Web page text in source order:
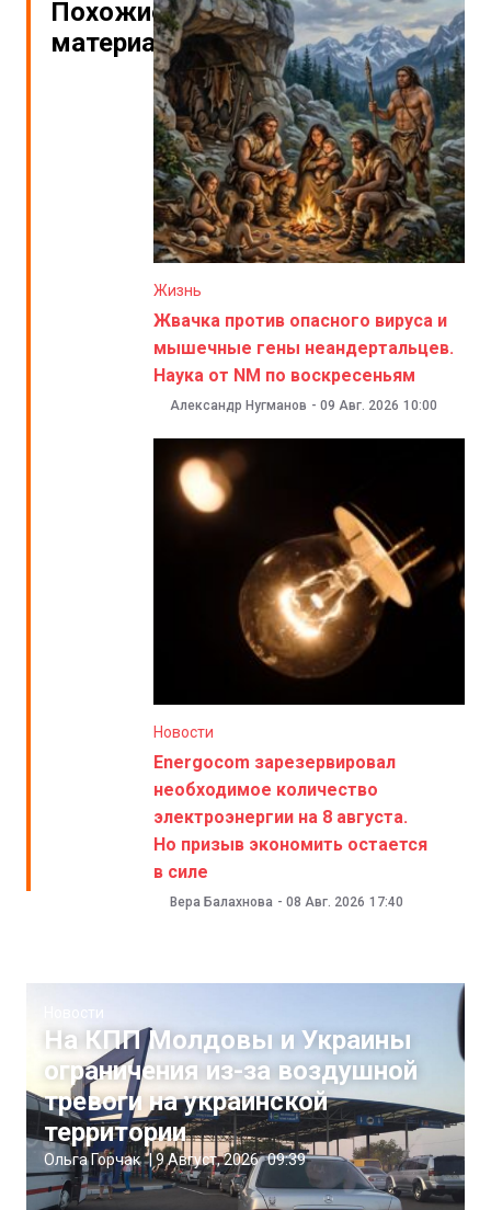
Похожие
материалы
Жизнь
Жвачка против опасного вируса и
мышечные гены неандертальцев.
Наука от NM по воскресеньям
Александр Нугманов - 09 Авг. 2026 10:00
Новости
Energocom зарезервировал
необходимое количество
электроэнергии на 8 августа.
Но призыв экономить остается
в силе
Вера Балахнова - 08 Авг. 2026 17:40
Новости
На КПП Молдовы и Украины
ограничения из-за воздушной
тревоги на украинской
территории
Ольга Горчак |9 Август, 2026 09:39